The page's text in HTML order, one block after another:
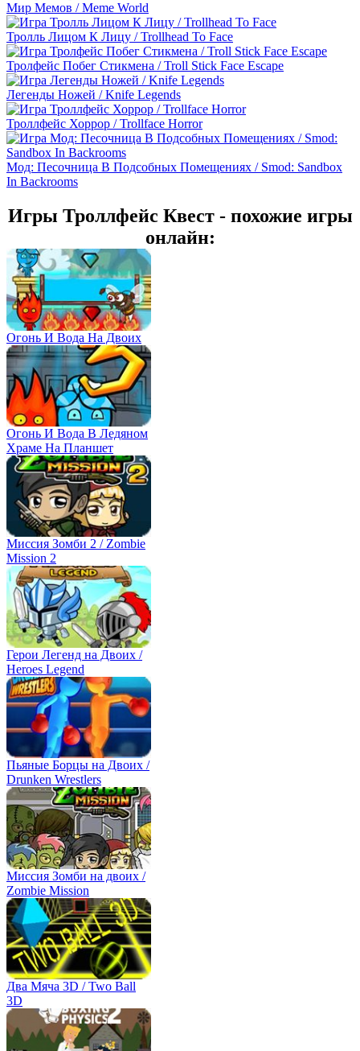
Мир Мемов / Meme World
Тролль Лицом К Лицу / Trollhead To Face
Тролфейс Побег Стикмена / Troll Stick Face Escape
Легенды Ножей / Knife Legends
Троллфейс Хоррор / Trollface Horror
Мод: Песочница В Подсобных Помещениях / Smod: Sandbox
In Backrooms
Игры Троллфейс Квест - похожие игры
онлайн:
Огонь И Вода На Двоих
Огонь И Вода В Ледяном
Храме На Планшет
Миссия Зомби 2 / Zombie
Mission 2
Герои Легенд на Двоих /
Heroes Legend
Пьяные Борцы на Двоих /
Drunken Wrestlers
Миссия Зомби на двоих /
Zombie Mission
Два Мяча 3D / Two Ball
3D